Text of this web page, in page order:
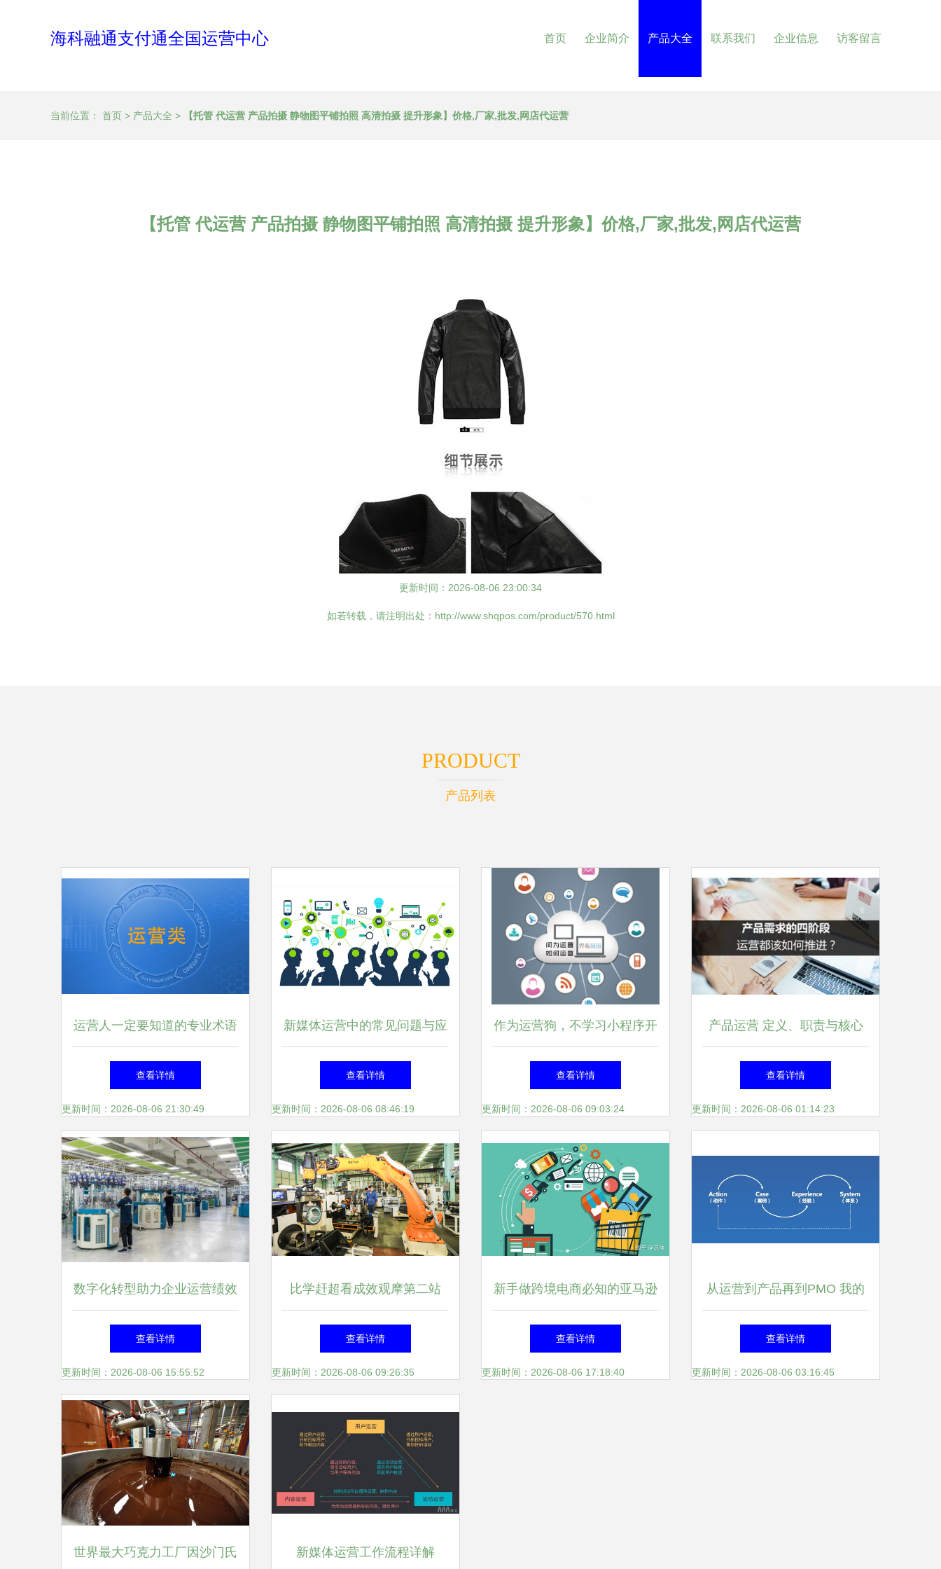
海科融通支付通全国运营中心 首页 企业简介 产品大全 联系我们 企业信息 访客留言
当前位置： 首页 > 产品大全 > 【托管 代运营 产品拍摄 静物图平铺拍照 高清拍摄 提升形象】价格,厂家,批发,网店代运营
【托管 代运营 产品拍摄 静物图平铺拍照 高清拍摄 提升形象】价格,厂家,批发,网店代运营
更新时间：2026-08-06 23:00:34
如若转载，请注明出处：http://www.shqpos.com/product/570.html
PRODUCT
产品列表
运营人一定要知道的专业术语
查看详情
更新时间：2026-08-06 21:30:49
新媒体运营中的常见问题与应
对策略
查看详情
更新时间：2026-08-06 08:46:19
作为运营狗，不学习小程序开
发的六大理由
查看详情
更新时间：2026-08-06 09:03:24
产品运营 定义、职责与核心
要素
查看详情
更新时间：2026-08-06 01:14:23
数字化转型助力企业运营绩效
提升20%，沪郊山阳镇加快推
动传统企业改造
查看详情
更新时间：2026-08-06 15:55:52
比学赶超看成效观摩第二站
荣成市运营成果显著
查看详情
更新时间：2026-08-06 09:26:35
新手做跨境电商必知的亚马逊
运营模式
查看详情
更新时间：2026-08-06 17:18:40
从运营到产品再到PMO 我的
职场职能转型之路
查看详情
更新时间：2026-08-06 03:16:45
世界最大巧克力工厂因沙门氏 新媒体运营工作流程详解